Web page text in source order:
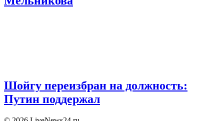
Шойгу переизбран на должность:
Путин поддержал